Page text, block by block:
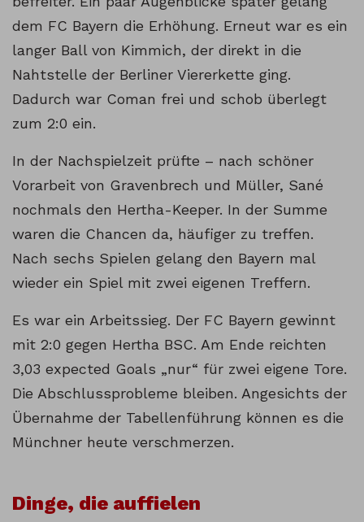
dem FC Bayern die Erhöhung. Erneut war es ein
langer Ball von Kimmich, der direkt in die
Nahtstelle der Berliner Viererkette ging.
Dadurch war Coman frei und schob überlegt
zum 2:0 ein.
In der Nachspielzeit prüfte – nach schöner
Vorarbeit von Gravenbrech und Müller, Sané
nochmals den Hertha-Keeper. In der Summe
waren die Chancen da, häufiger zu treffen.
Nach sechs Spielen gelang den Bayern mal
wieder ein Spiel mit zwei eigenen Treffern.
Es war ein Arbeitssieg. Der FC Bayern gewinnt
mit 2:0 gegen Hertha BSC. Am Ende reichten
3,03 expected Goals „nur“ für zwei eigene Tore.
Die Abschlussprobleme bleiben. Angesichts der
Übernahme der Tabellenführung können es die
Münchner heute verschmerzen.
Dinge, die auffielen